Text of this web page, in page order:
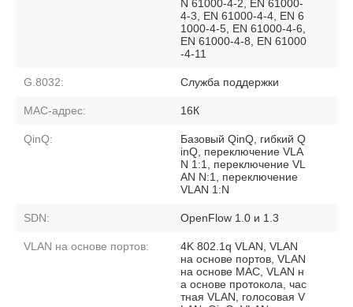
N 61000-4-2, EN 61000-
4-3, EN 61000-4-4, EN 6
1000-4-5, EN 61000-4-6,
EN 61000-4-8, EN 61000
-4-11
G.8032: Служба поддержки
MAC-адрес: 16К
QinQ:
Базовый QinQ, гибкий Q
inQ, переключение VLA
N 1:1, переключение VL
AN N:1, переключение
VLAN 1:N
SDN: OpenFlow 1.0 и 1.3
VLAN на основе портов:
4K 802.1q VLAN, VLAN
на основе портов, VLAN
на основе MAC, VLAN н
а основе протокола, час
тная VLAN, голосовая V